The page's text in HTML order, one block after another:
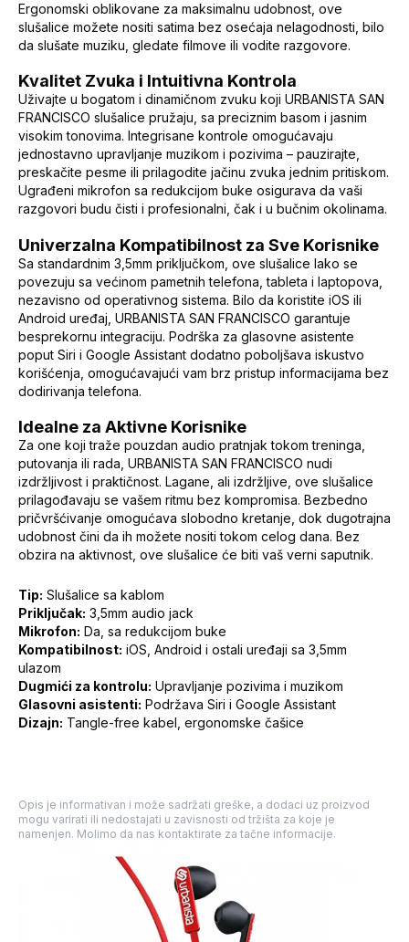
Ergonomski oblikovane za maksimalnu udobnost, ove
slušalice možete nositi satima bez osećaja nelagodnosti, bilo
da slušate muziku, gledate filmove ili vodite razgovore.
Kvalitet Zvuka i Intuitivna Kontrola
Uživajte u bogatom i dinamičnom zvuku koji URBANISTA SAN
FRANCISCO slušalice pružaju, sa preciznim basom i jasnim
visokim tonovima. Integrisane kontrole omogućavaju
jednostavno upravljanje muzikom i pozivima – pauzirajte,
preskačite pesme ili prilagodite jačinu zvuka jednim pritiskom.
Ugrađeni mikrofon sa redukcijom buke osigurava da vaši
razgovori budu čisti i profesionalni, čak i u bučnim okolinama.
Univerzalna Kompatibilnost za Sve Korisnike
Sa standardnim 3,5mm priključkom, ove slušalice lako se
povezuju sa većinom pametnih telefona, tableta i laptopova,
nezavisno od operativnog sistema. Bilo da koristite iOS ili
Android uređaj, URBANISTA SAN FRANCISCO garantuje
besprekornu integraciju. Podrška za glasovne asistente
poput Siri i Google Assistant dodatno poboljšava iskustvo
korišćenja, omogućavajući vam brz pristup informacijama bez
dodirivanja telefona.
Idealne za Aktivne Korisnike
Za one koji traže pouzdan audio pratnjak tokom treninga,
putovanja ili rada, URBANISTA SAN FRANCISCO nudi
izdržljivost i praktičnost. Lagane, ali izdržljive, ove slušalice
prilagođavaju se vašem ritmu bez kompromisa. Bezbedno
pričvršćivanje omogućava slobodno kretanje, dok dugotrajna
udobnost čini da ih možete nositi tokom celog dana. Bez
obzira na aktivnost, ove slušalice će biti vaš verni saputnik.
Tip: Slušalice sa kablom
Priključak: 3,5mm audio jack
Mikrofon: Da, sa redukcijom buke
Kompatibilnost: iOS, Android i ostali uređaji sa 3,5mm
ulazom
Dugmići za kontrolu: Upravljanje pozivima i muzikom
Glasovni asistenti: Podržava Siri i Google Assistant
Dizajn: Tangle-free kabel, ergonomske čašice
Opis je informativan i može sadržati greške, a dodaci uz proizvod
mogu varirati ili nedostajati u zavisnosti od tržišta za koje je
namenjen. Molimo da nas kontaktirate za tačne informacije.